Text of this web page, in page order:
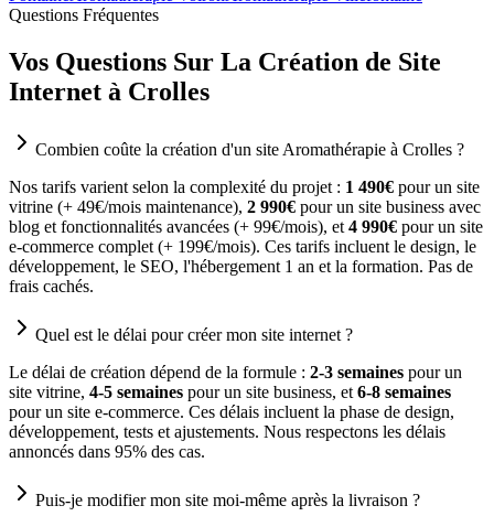
Questions Fréquentes
Vos Questions Sur La Création de Site
Internet à Crolles
Combien coûte la création d'un site Aromathérapie à Crolles ?
Nos tarifs varient selon la complexité du projet : 1 490€ pour un site
vitrine (+ 49€/mois maintenance), 2 990€ pour un site business avec
blog et fonctionnalités avancées (+ 99€/mois), et 4 990€ pour un site
e-commerce complet (+ 199€/mois). Ces tarifs incluent le design, le
développement, le SEO, l'hébergement 1 an et la formation. Pas de
frais cachés.
Quel est le délai pour créer mon site internet ?
Le délai de création dépend de la formule : 2-3 semaines pour un
site vitrine, 4-5 semaines pour un site business, et 6-8 semaines
pour un site e-commerce. Ces délais incluent la phase de design,
développement, tests et ajustements. Nous respectons les délais
annoncés dans 95% des cas.
Puis-je modifier mon site moi-même après la livraison ?